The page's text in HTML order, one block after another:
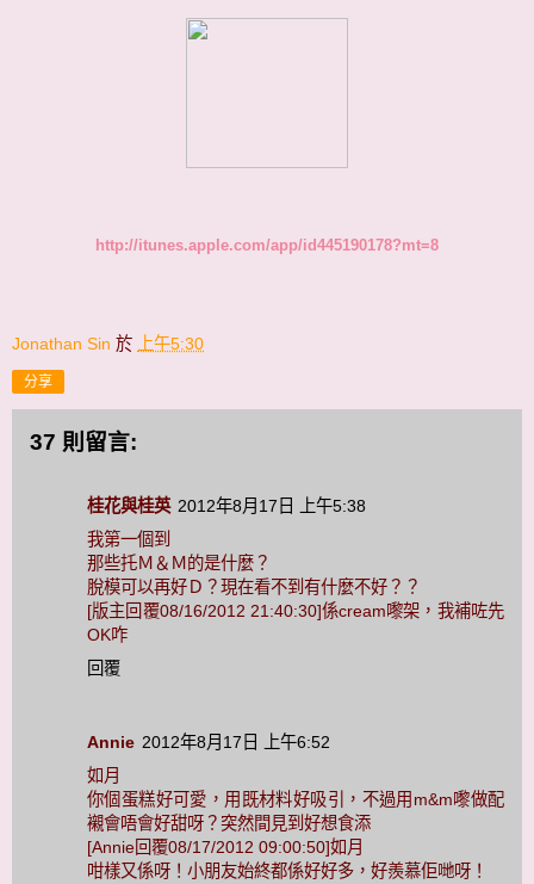
http://itunes.apple.com/app/id445190178?mt=8
Jonathan Sin 於 上午5:30
分享
37 則留言:
桂花與桂英 2012年8月17日 上午5:38
我第一個到
那些托Ｍ＆Ｍ的是什麼？
脫模可以再好Ｄ？現在看不到有什麼不好？？
[版主回覆08/16/2012 21:40:30]係cream嚟架，我補咗先
OK咋
回覆
Annie 2012年8月17日 上午6:52
如月
你個蛋糕好可愛，用既材料好吸引，不過用m&m嚟做配
襯會唔會好甜呀？突然間見到好想食添
[Annie回覆08/17/2012 09:00:50]如月
咁樣又係呀！小朋友始終都係好好多，好羨慕佢哋呀！